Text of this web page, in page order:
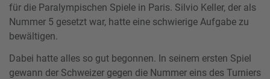
für die Paralympischen Spiele in Paris. Silvio Keller, der als
Nummer 5 gesetzt war, hatte eine schwierige Aufgabe zu
bewältigen.
Dabei hatte alles so gut begonnen. In seinem ersten Spiel
gewann der Schweizer gegen die Nummer eins des Turniers